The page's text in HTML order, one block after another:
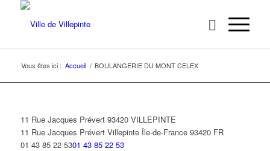
Vous êtes ici : Accueil / BOULANGERIE DU MONT CELEX
11 Rue Jacques Prévert 93420 VILLEPINTE
11 Rue Jacques Prévert Villepinte Île-de-France 93420 FR
01 43 85 22 5301 43 85 22 53